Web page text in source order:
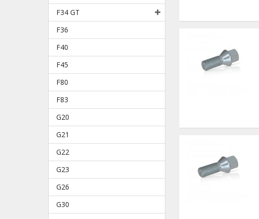
F34 GT
F36
F40
F45
F80
F83
G20
G21
G22
G23
G26
G30